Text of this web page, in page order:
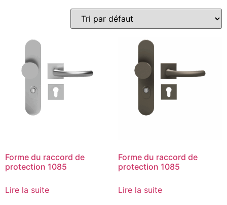
Forme du raccord de
protection 1085
Lire la suite
Forme du raccord de
protection 1085
Lire la suite